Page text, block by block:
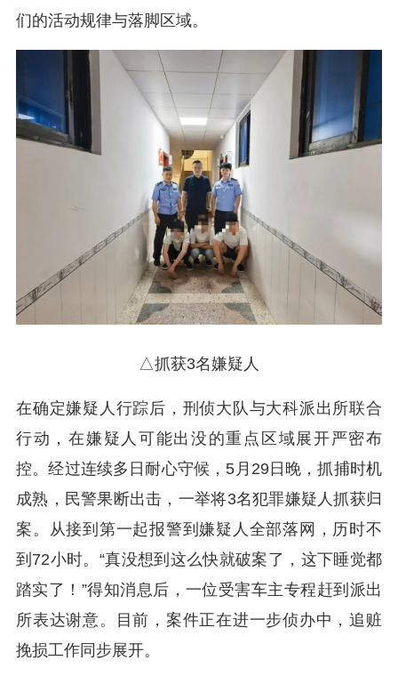
们的活动规律与落脚区域。
△抓获3名嫌疑人
在确定嫌疑人行踪后，刑侦大队与大科派出所联合
行动，在嫌疑人可能出没的重点区域展开严密布
控。经过连续多日耐心守候，5月29日晚，抓捕时机
成熟，民警果断出击，一举将3名犯罪嫌疑人抓获归
案。从接到第一起报警到嫌疑人全部落网，历时不
到72小时。“真没想到这么快就破案了，这下睡觉都
踏实了！”得知消息后，一位受害车主专程赶到派出
所表达谢意。目前，案件正在进一步侦办中，追赃
挽损工作同步展开。